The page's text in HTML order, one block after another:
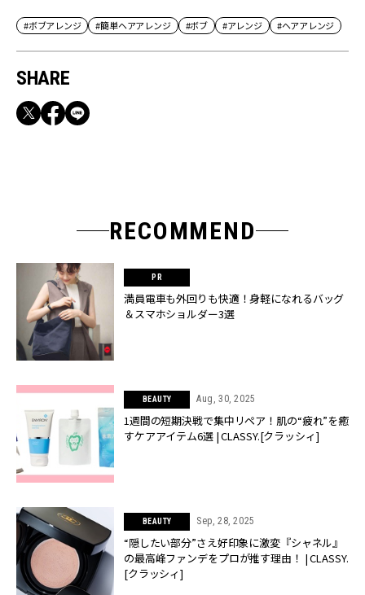
#ボブアレンジ #簡単ヘアアレンジ #ボブ #アレンジ #ヘアアレンジ
SHARE
RECOMMEND
満員電車も外回りも快適！身軽になれるバッグ
＆スマホショルダー3選
BEAUTY Aug, 30, 2025
1週間の短期決戦で集中リペア！肌の“疲れ”を癒
すケアアイテム6選 | CLASSY.[クラッシィ]
BEAUTY Sep, 28, 2025
“隠したい部分”さえ好印象に激変『シャネル』
の最高峰ファンデをプロが推す理由！ | CLASSY.
[クラッシィ]